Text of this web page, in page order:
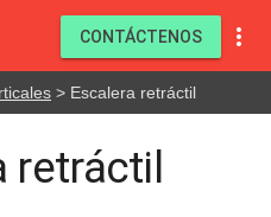
CONTÁCTENOS 
> Escalera retráctil
retráctil